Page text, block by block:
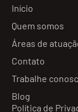
Início
Quem somos
Áreas de
Contato
Trabalhe
Blog
Política de